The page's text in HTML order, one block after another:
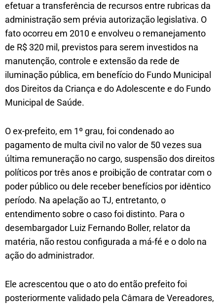
efetuar a transferência de recursos entre rubricas da
administração sem prévia autorização legislativa. O
fato ocorreu em 2010 e envolveu o remanejamento
de R$ 320 mil, previstos para serem investidos na
manutenção, controle e extensão da rede de
iluminação pública, em benefício do Fundo Municipal
dos Direitos da Criança e do Adolescente e do Fundo
Municipal de Saúde.
O ex-prefeito, em 1º grau, foi condenado ao
pagamento de multa civil no valor de 50 vezes sua
última remuneração no cargo, suspensão dos direitos
políticos por três anos e proibição de contratar com o
poder público ou dele receber benefícios por idêntico
período. Na apelação ao TJ, entretanto, o
entendimento sobre o caso foi distinto. Para o
desembargador Luiz Fernando Boller, relator da
matéria, não restou configurada a má-fé e o dolo na
ação do administrador.
Ele acrescentou que o ato do então prefeito foi
posteriormente validado pela Câmara de Vereadores,